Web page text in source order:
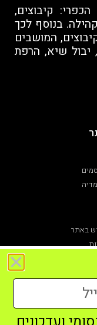
קיבוצים,
בנוסף לכך
המושבים
יבול שיא, הרפת
באתר
-2021